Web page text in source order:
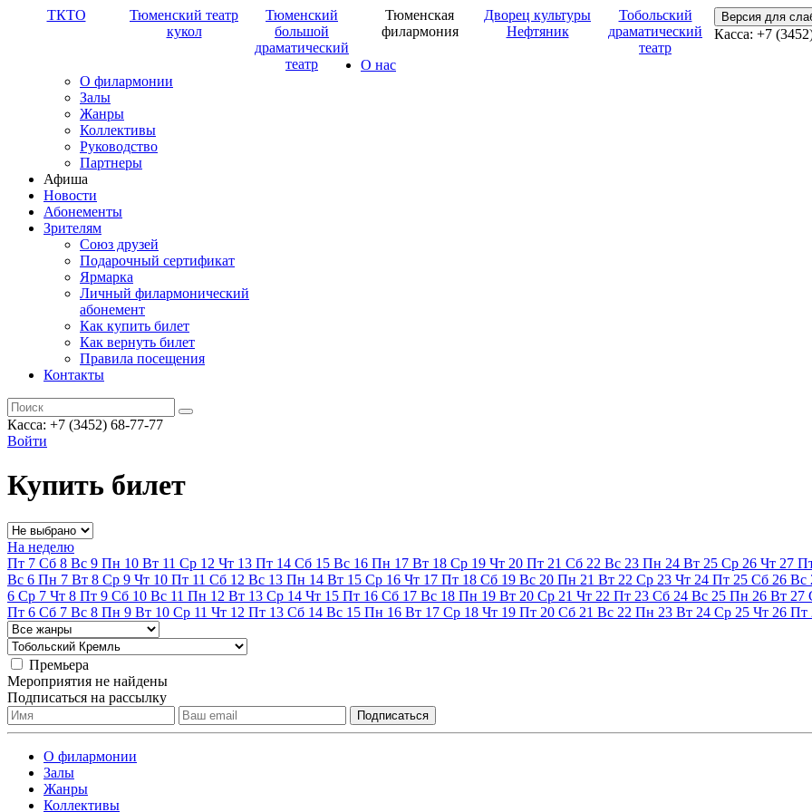
ТКТО
Тюменский театр
кукол
Тюменский
большой
драматический
театр
Тюменская
филармония
Дворец культуры
Нефтяник
Тобольский
драматический
театр
Версия для
Касса: +7
О нас
О филармонии
Залы
Жанры
Коллективы
Руководство
Партнеры
Афиша
Новости
Абонементы
Зрителям
Союз друзей
Подарочный сертификат
Ярмарка
Личный филармонический
абонемент
Как купить билет
Как вернуть билет
Правила посещения
Контакты
Касса: +7 (3452) 68-77-77
Войти
Купить билет
На неделю
Пт 7 Сб 8 Вс 9 Пн 10 Вт 11 Ср 12 Чт 13 Пт 14 Сб 15 Вс 16 Пн 17 Вт 18 Ср 19 Чт 20 Пт 21 Сб 22 Вс 23 Пн 24 Вт 25 Ср 26 Чт 27
Вс 6 Пн 7 Вт 8 Ср 9 Чт 10 Пт 11 Сб 12 Вс 13 Пн 14 Вт 15 Ср 16 Чт 17 Пт 18 Сб 19 Вс 20 Пн 21 Вт 22 Ср 23 Чт 24 Пт 25 Сб 26 Вс
6 Ср 7 Чт 8 Пт 9 Сб 10 Вс 11 Пн 12 Вт 13 Ср 14 Чт 15 Пт 16 Сб 17 Вс 18 Пн 19 Вт 20 Ср 21 Чт 22 Пт 23 Сб 24 Вс 25 Пн 26 Вт 27
Пт 6 Сб 7 Вс 8 Пн 9 Вт 10 Ср 11 Чт 12 Пт 13 Сб 14 Вс 15 Пн 16 Вт 17 Ср 18 Чт 19 Пт 20 Сб 21 Вс 22 Пн 23 Вт 24 Ср 25 Чт 26 Пт
Премьера
Мероприятия не найдены
Подписаться на рассылку
О филармонии
Залы
Жанры
Коллективы